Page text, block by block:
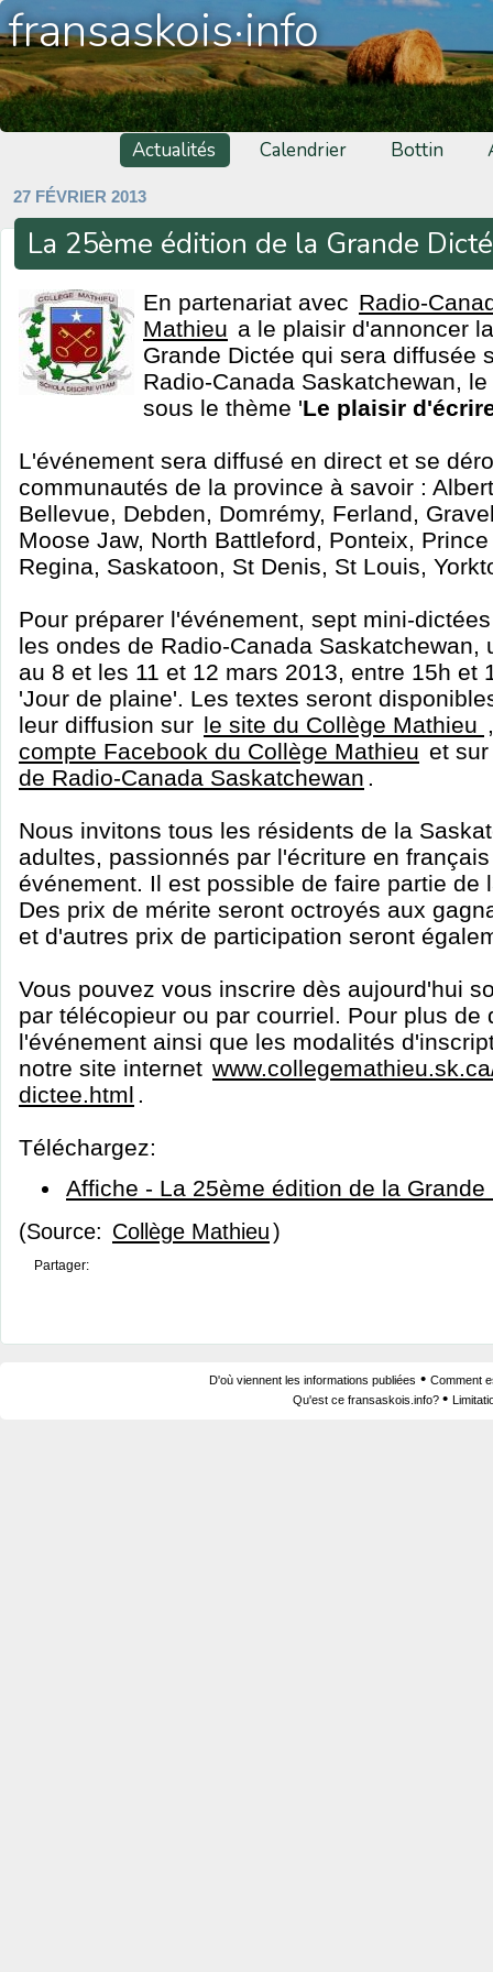
fransaskois·info
Actualités Calendrier Bottin
27 FÉVRIER 2013
La 25ème édition de la Grande
En partenariat avec Radio-
Mathieu a le plaisir d'annoncer
Grande Dictée qui sera diffusée
Radio-Canada Saskatchewan,
sous le thème 'Le plaisir
L'événement sera diffusé en direct et se
communautés de la province à savoir :
Bellevue, Debden, Domrémy, Ferland,
Moose Jaw, North Battleford, Ponteix,
Regina, Saskatoon, St Denis, St Louis,
Pour préparer l'événement, sept mini-
les ondes de Radio-Canada Saskatchewan,
au 8 et les 11 et 12 mars 2013, entre 15h et
'Jour de plaine'. Les textes seront
leur diffusion sur le site du Collège Mathieu
compte Facebook du Collège Mathieu et
de Radio-Canada Saskatchewan .
Nous invitons tous les résidents de la
adultes, passionnés par l'écriture en
événement. Il est possible de faire partie de
Des prix de mérite seront octroyés aux
et d'autres prix de participation seront
Vous pouvez vous inscrire dès aujourd'hui
par télécopieur ou par courriel. Pour plus de
l'événement ainsi que les modalités
notre site internet
dictee.html .
Téléchargez:
Affiche - La 25ème édition de la Grande
(Source: Collège Mathieu)
Partager:
D'où viennent les informations publiées • Comment
Qu'est ce fransaskois.info? •